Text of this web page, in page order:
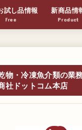
試し品情報
Free
新商品情
Product
物・冷凍魚介類の業
社ドットコム本店